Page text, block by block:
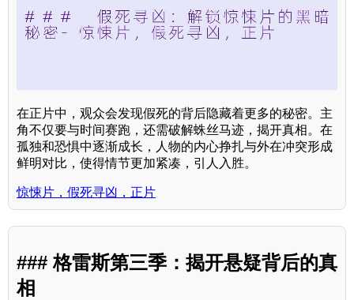
在正片中，观众会发现假死的背后隐藏着更多的秘密。主
角不仅要与时间赛跑，还需破解蛛丝马迹，揭开真相。在
孤独和恐惧中逐渐成长，人物的内心挣扎与外在冲突形成
鲜明对比，使得情节更加紧凑，引人入胜。
惊悚片，假死寻凶，正片
### 格雷斯第三季：揭开悬疑背后的真
相